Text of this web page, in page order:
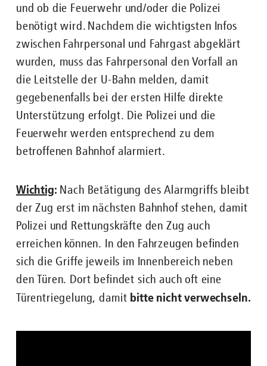
und ob die Feuerwehr und/oder die Polizei
benötigt wird. Nachdem die wichtigsten Infos
zwischen Fahrpersonal und Fahrgast abgeklärt
wurden, muss das Fahrpersonal den Vorfall an
die Leitstelle der U-Bahn melden, damit
gegebenenfalls bei der ersten Hilfe direkte
Unterstützung erfolgt. Die Polizei und die
Feuerwehr werden entsprechend zu dem
betroffenen Bahnhof alarmiert.
Wichtig: Nach Betätigung des Alarmgriffs bleibt
der Zug erst im nächsten Bahnhof stehen, damit
Polizei und Rettungskräfte den Zug auch
erreichen können. In den Fahrzeugen befinden
sich die Griffe jeweils im Innenbereich neben
den Türen. Dort befindet sich auch oft eine
Türentriegelung, damit bitte nicht verwechseln.